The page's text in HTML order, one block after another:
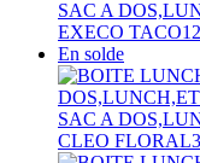
SAC A
EXECO TACO
En solde
SAC A
CLEO FLORAL